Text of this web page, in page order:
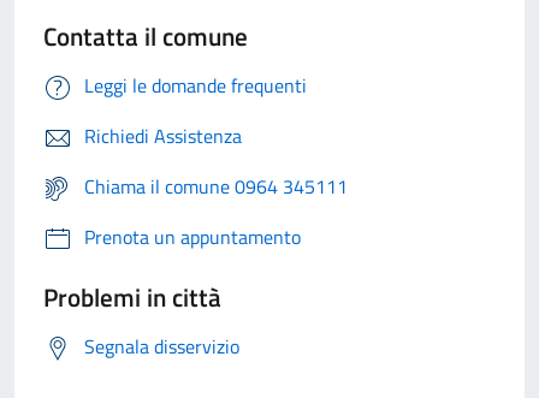
Contatta il comune
Leggi le domande frequenti
Richiedi Assistenza
Chiama il comune 0964 345111
Prenota un appuntamento
Problemi in città
Segnala disservizio